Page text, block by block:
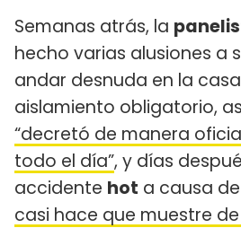
Semanas atrás, la
hecho varias alusiones a
andar desnuda en la
aislamiento obligatorio,
“decretó de manera
todo el día”, y días
accidente hot a causa de
casi hace que muestre